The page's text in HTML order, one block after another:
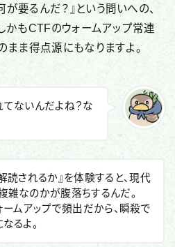
要るんだ？』という問いへの、
かもCTFのウォームアップ常連
まま得点源にもなりますよ。
てないんだよね？な
読されるか』を体験すると、現代
雑なのかが腹落ちするんだ。
ムアップで頻出だから、瞬殺で
るよ。